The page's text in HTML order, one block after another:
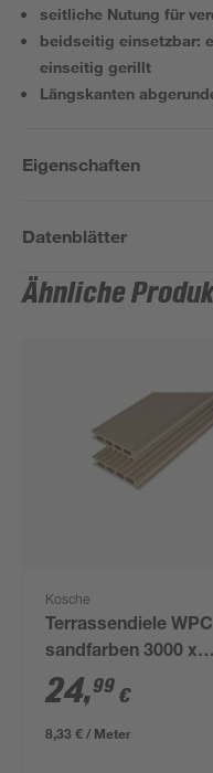
seitliche Nutung für
beidseitig einsetzbar:
einseitig gerillt
Längskanten
Eigenschaften
Datenblätter
Ähnliche
Kosche
Terrassendiele WPC
sandfarben 3000 x
145 x 26 mm
24,99 €
8,33 € / Meter